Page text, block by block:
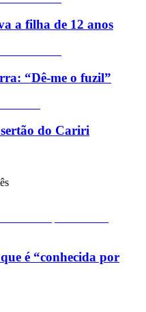
a filha de 12 anos
“Dê-me o fuzil”
do Cariri
é “conhecida por